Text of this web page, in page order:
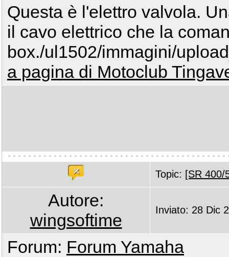
Questa è l'elettro valvola.
il cavo elettrico che la
box./ul1502/immagini/
a pagina di Motoclub
Topic: [SR 400/
Autore:
wingsoftime
Inviato: 28 Dic
Forum: Forum Yamaha